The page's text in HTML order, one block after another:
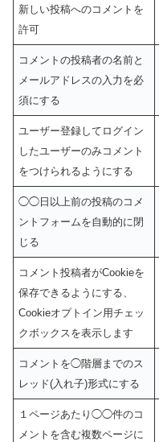
新しい投稿へのコメントを
許可
コメントの投稿者の名前と
メールアドレスの入力を必
須にする
ユーザー登録してログイン
したユーザーのみコメント
をつけられるようにする
◯◯日以上前の投稿のコメ
ントフォームを自動的に閉
じる
コメント投稿者がCookieを
保存できるようにする、
Cookieオプトイン用チェッ
クボックスを表示します
コメントを◯階層までのス
レッド(入れ子)形式にする
１ページあたり◯◯件のコ
メントを含む複数ページに